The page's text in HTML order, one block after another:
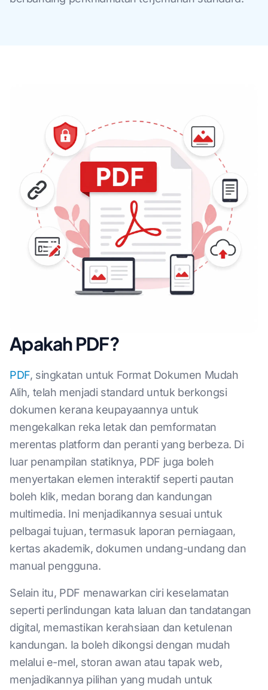
Apakah PDF?
PDF, singkatan untuk Format Dokumen Mudah
Alih, telah menjadi standard untuk berkongsi
dokumen kerana keupayaannya untuk
mengekalkan reka letak dan pemformatan
merentas platform dan peranti yang berbeza. Di
luar penampilan statiknya, PDF juga boleh
menyertakan elemen interaktif seperti pautan
boleh klik, medan borang dan kandungan
multimedia. Ini menjadikannya sesuai untuk
pelbagai tujuan, termasuk laporan perniagaan,
kertas akademik, dokumen undang-undang dan
manual pengguna.
Selain itu, PDF menawarkan ciri keselamatan
seperti perlindungan kata laluan dan tandatangan
digital, memastikan kerahsiaan dan ketulenan
kandungan. Ia boleh dikongsi dengan mudah
melalui e-mel, storan awan atau tapak web,
menjadikannya pilihan yang mudah untuk